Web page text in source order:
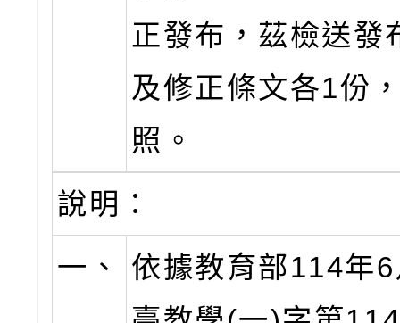
正發布，茲檢送發
及修正條文各1份
照。
說明：
一、
依據教育部114年